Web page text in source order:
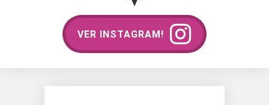
VER INSTAGRAM!